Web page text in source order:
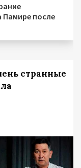
Памире после
странные